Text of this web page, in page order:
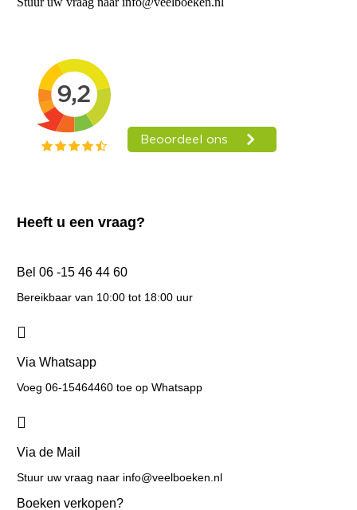
Heeft u een vraag?
Bel 06 -15 46 44 60
Bereikbaar van 10:00 tot 18:00 uur
Via Whatsapp
Voeg 06-15464460 toe op Whatsapp
Via de Mail
Stuur uw vraag naar info@veelboeken.nl
Boeken verkopen?